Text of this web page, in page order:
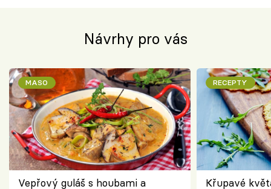
Návrhy pro vás
MASO
Vepřový guláš s houbami a
RECEPTY
Křupavé